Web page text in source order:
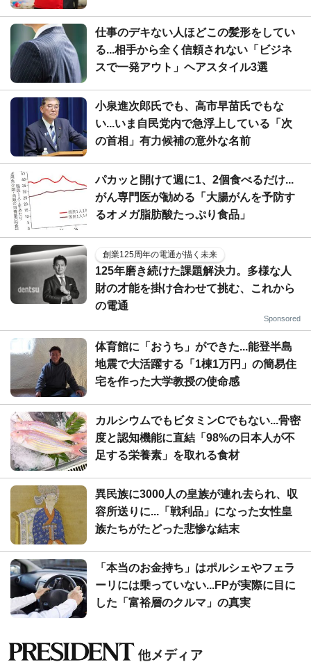
仕事のデキない人ほどこの髪形をしてい
る...相手から全く信頼されない「ビジネ
スで一発アウト」ヘアスタイル3選
小泉進次郎氏でも、高市早苗氏でもな
い...いま自民党内で急浮上している「次
の首相」有力候補の意外な名前
パカッと開けて週に1、2個食べるだけ...
がん専門医が勧める「大腸がんを予防す
るオメガ脂肪酸たっぷり食品」
創業125周年の電通が描く未来
125年磨き続けた課題解決力。多様な人
財の才能を掛け合わせて挑む、これから
の電通
Sponsored
体育館に「おうち」ができた...能登半島
地震で大活躍する「1棟1万円」の簡易住
宅を作った大学教授の使命感
カルシウムでもビタミンCでもない...骨密
度と認知機能に直結「98%の日本人が不
足する栄養素」を取れる食材
異民族に3000人の皇族が連れ去られ、収
容所送りに...「戦利品」になった女性皇
族たちがたどった悲惨な結末
「本当のお金持ち」はポルシェやフェラ
ーリには乗っていない...FPが実際に目に
した「富裕層のクルマ」の真実